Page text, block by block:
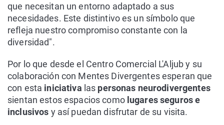
que necesitan un entorno adaptado a sus
necesidades. Este distintivo es un símbolo que
refleja nuestro compromiso constante con la
diversidad".
Por lo que desde el Centro Comercial L'Aljub y su
colaboración con Mentes Divergentes esperan que
con esta iniciativa las personas neurodivergentes
sientan estos espacios como lugares seguros e
inclusivos y así puedan disfrutar de su visita.